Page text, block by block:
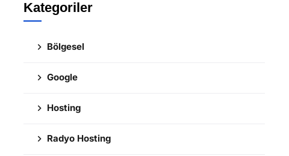
Kategoriler
Bölgesel
Google
Hosting
Radyo Hosting